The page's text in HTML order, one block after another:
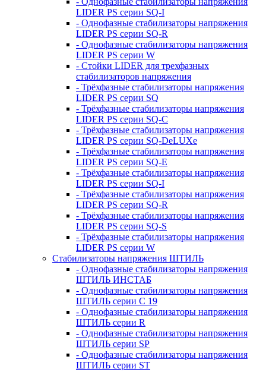
LIDER PS серии SQ-I
- Однофазные стабилизаторы напряжения
LIDER PS серии SQ-R
- Однофазные стабилизаторы напряжения
LIDER PS серии W
- Стойки LIDER для трехфазных
стабилизаторов напряжения
- Трёхфазные стабилизаторы напряжения
LIDER PS серии SQ
- Трёхфазные стабилизаторы напряжения
LIDER PS серии SQ-C
- Трёхфазные стабилизаторы напряжения
LIDER PS серии SQ-DeLUXe
- Трёхфазные стабилизаторы напряжения
LIDER PS серии SQ-E
- Трёхфазные стабилизаторы напряжения
LIDER PS серии SQ-I
- Трёхфазные стабилизаторы напряжения
LIDER PS серии SQ-R
- Трёхфазные стабилизаторы напряжения
LIDER PS серии SQ-S
- Трёхфазные стабилизаторы напряжения
LIDER PS серии W
Стабилизаторы напряжения ШТИЛЬ
- Однофазные стабилизаторы напряжения
ШТИЛЬ ИНСТАБ
- Однофазные стабилизаторы напряжения
ШТИЛЬ серии C 19
- Однофазные стабилизаторы напряжения
ШТИЛЬ серии R
- Однофазные стабилизаторы напряжения
ШТИЛЬ серии SP
- Однофазные стабилизаторы напряжения
ШТИЛЬ серии ST